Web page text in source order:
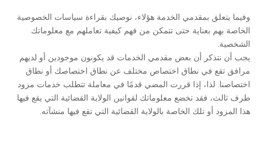
وفيما يتعلق بمقدمي الخدمة هؤلاء، نوصيك بقراءة سياسات الخصوصية
الخاصة بهم بعناية حتى تتمكن من فهم كيفية تعاملهم مع معلوماتك
الشخصية.
يجب أن نتذكر أن بعض مقدمي الخدمات قد يكونون موجودين أو لديهم
مرافق تقع في نطاق اختصاص مختلف عن نطاق اختصاصك أو نطاق
اختصاصنا. لذا، إذا قررت المضي قدمًا في معاملة تتطلب خدمات مزود
طرف ثالث، فقد تخضع معلوماتك لقوانين الولاية القضائية التي يقع فيها
هذا المزود أو تلك الخاصة بالولاية القضائية التي تقع فيها منشآته.